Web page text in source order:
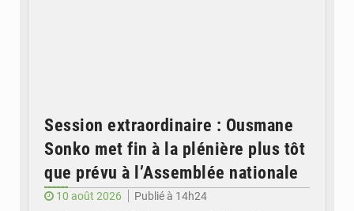
Session extraordinaire : Ousmane
Sonko met fin à la plénière plus tôt
que prévu à l’Assemblée nationale
10 août 2026
Publié à 14h24